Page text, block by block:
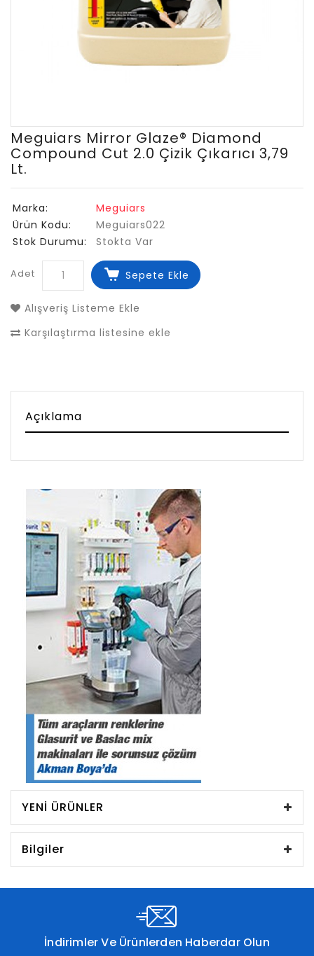
Meguiars Mirror Glaze® Diamond
Compound Cut 2.0 Çizik Çıkarıcı 3,79
Lt.
Marka:
Meguiars
Ürün Kodu:
Meguiars022
Stok Durumu:
Stokta Var
Adet Sepete Ekle
Alışveriş Listeme Ekle
Karşılaştırma listesine ekle
Açıklama
YENI ÜRÜNLER
Bilgiler
İndirimler Ve Ürünlerden Haberdar Olun